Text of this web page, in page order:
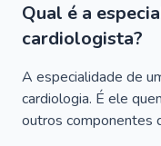
Qual é a
cardiologista?
A especialidade de
cardiologia. É ele
outros componentes